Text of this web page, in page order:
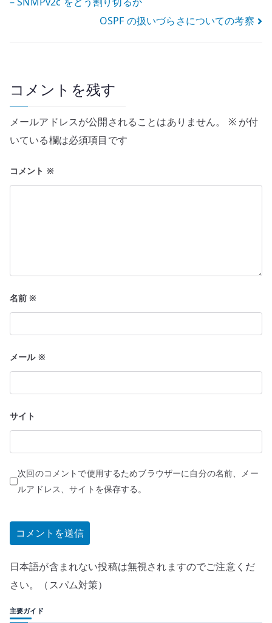
稿
ゲ
ー
シ
ン
OSPF の扱いづらさについての考察
コメントを残す
メールアドレスが公開されることはありません。 ※が付
いている欄は必須項目です
コメント ※
名前※
メール ※
サイト
次回のコメントで使用するためブラウザーに自分の名前、メー
ルアドレス、サイトを保存する。
日本語が含まれない投稿は無視されますのでご注意くだ
さい。（スパム対策）
主要ガイド